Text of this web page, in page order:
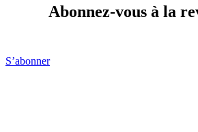
Abonnez-vous à la
S’abonner